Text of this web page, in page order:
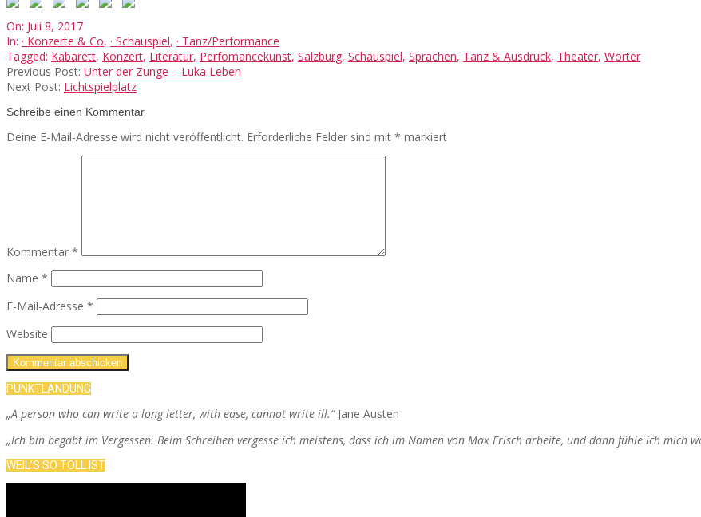
2017-
07-
08
On: Juli 8, 2017
In: · Konzerte & Co, · Schauspiel, · Tanz/Performance
Tagged: Kabarett, Konzert, Literatur, Perfomancekunst, Salzburg, Schauspiel, Sprachen, Tanz & Ausdruck, Theater, Wörter
Previous Post: Unter der Zunge – Luka Leben
Next Post: Lichtspielplatz
Schreibe einen Kommentar
Deine E-Mail-Adresse wird nicht veröffentlicht. Erforderliche Felder sind mit * markiert
Kommentar *
Name *
E-Mail-Adresse *
Website
PUNKTLANDUNG
„A person who can write a long letter, with ease, cannot write ill.“Jane Austen
„Ich bin begabt im Vergessen. Beim Schreiben vergesse ich meistens, dass ich im Namen von Max Frisch arbeite, und dann fühle ich mich
WEIL’S SO TOLL IST